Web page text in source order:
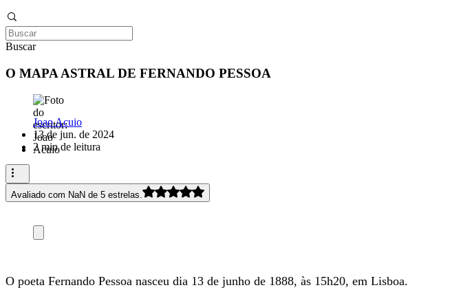
Buscar
O MAPA ASTRAL DE FERNANDO PESSOA
Joao Acuio
13 de jun. de 2024
2 min de leitura
Avaliado com NaN de 5 estrelas.
O poeta Fernando Pessoa nasceu dia 13 de junho de 1888, às 15h20, em Lisboa.